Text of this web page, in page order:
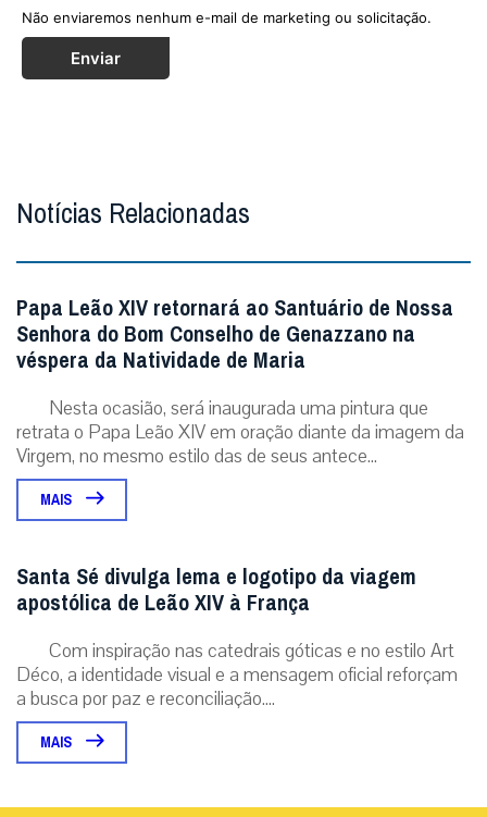
Não enviaremos nenhum e-mail de marketing ou solicitação.
Enviar
Notícias Relacionadas
Papa Leão XIV retornará ao Santuário de Nossa
Senhora do Bom Conselho de Genazzano na
véspera da Natividade de Maria
Nesta ocasião, será inaugurada uma pintura que
retrata o Papa Leão XIV em oração diante da imagem da
Virgem, no mesmo estilo das de seus antece...
MAIS
Santa Sé divulga lema e logotipo da viagem
apostólica de Leão XIV à França
Com inspiração nas catedrais góticas e no estilo Art
Déco, a identidade visual e a mensagem oficial reforçam
a busca por paz e reconciliação....
MAIS